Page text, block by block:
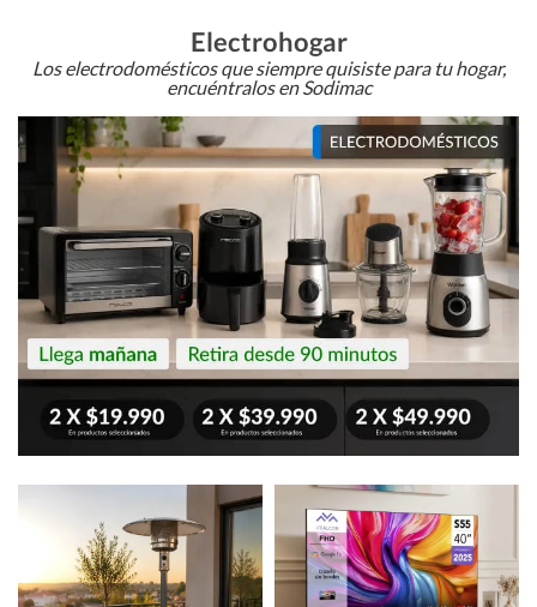
Electrohogar
Los electrodomésticos que siempre quisiste para tu hogar,
encuéntralos en Sodimac